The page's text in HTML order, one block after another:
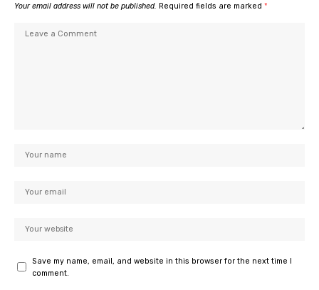
Your email address will not be published. Required fields are marked *
Save my name, email, and website in this browser for the next time I
comment.